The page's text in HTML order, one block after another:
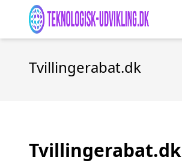
Tvillingerabat.dk
Tvillingerabat.dk